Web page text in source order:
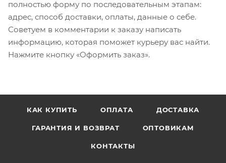
полностью форму по последовательным этапам:
адрес, способ доставки, оплаты, данные о себе.
Советуем в комментарии к заказу написать
информацию, которая поможет курьеру вас найти.
Нажмите кнопку «Оформить заказ».
КАК КУПИТЬ ОПЛАТА ДОСТАВКА
ГАРАНТИЯ И ВОЗВРАТ ОПТОВИКАМ
КОНТАКТЫ